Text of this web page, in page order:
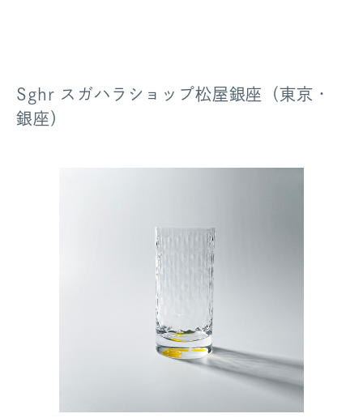
Sghr スガハラショップ松屋銀座（東京・
銀座）